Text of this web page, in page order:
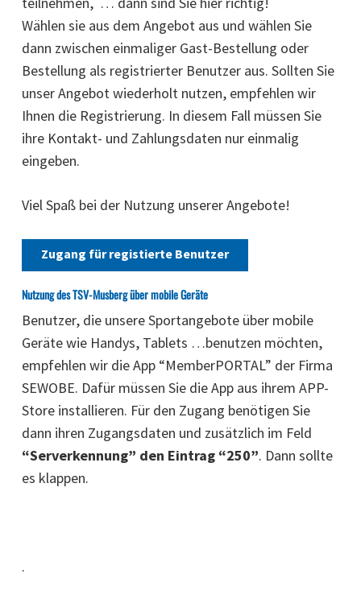
teilnehmen, … dann sind Sie hier richtig!
Wählen sie aus dem Angebot aus und wählen Sie
dann zwischen einmaliger Gast-Bestellung oder
Bestellung als registrierter Benutzer aus. Sollten Sie
unser Angebot wiederholt nutzen, empfehlen wir
Ihnen die Registrierung. In diesem Fall müssen Sie
ihre Kontakt- und Zahlungsdaten nur einmalig
eingeben.
Viel Spaß bei der Nutzung unserer Angebote!
Zugang für registierte Benutzer
Nutzung des TSV-Musberg über mobile Geräte
Benutzer, die unsere Sportangebote über mobile
Geräte wie Handys, Tablets …benutzen möchten,
empfehlen wir die App “MemberPORTAL” der Firma
SEWOBE. Dafür müssen Sie die App aus ihrem APP-
Store installieren. Für den Zugang benötigen Sie
dann ihren Zugangsdaten und zusätzlich im Feld
“Serverkennung” den Eintrag “250”. Dann sollte
es klappen.
.